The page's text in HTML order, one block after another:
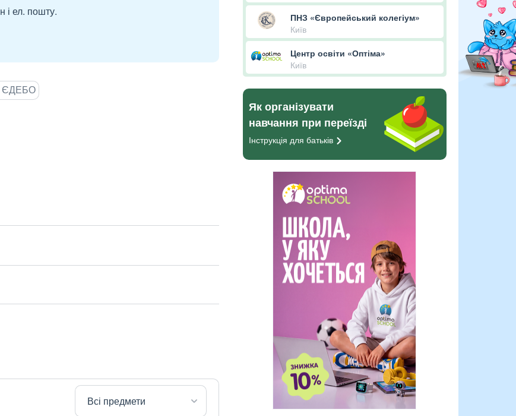
і ел. пошту.
ЄДЕБО
ПНЗ «Європейський колегіум»
Київ
Центр освіти «Оптіма»
Київ
Як організувати
навчання при переїзді
Інструкція для батьків